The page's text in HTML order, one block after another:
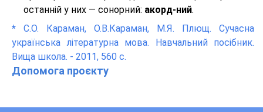
останній у них — сонорний: акорд-ний.
* С.О. Караман, О.В.Караман, М.Я. Плющ. Сучасна
українська літературна мова. Навчальний посібник.
Вища школа. - 2011, 560 с.
Допомога проєкту